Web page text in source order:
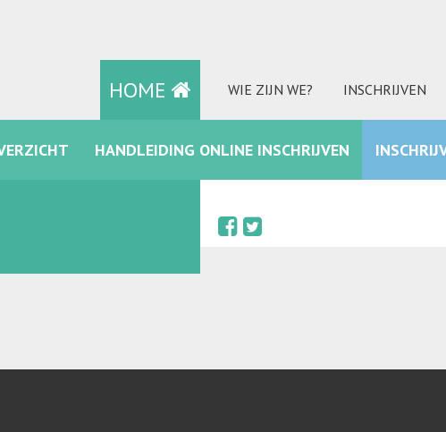
HOME WIE ZIJN WE? INSCHRIJVEN
FACEBOOK
HANDLEIDING ONLINE INSCHRIJVEN